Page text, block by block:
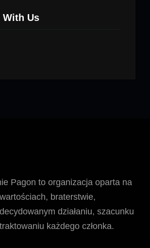
With Us
Pagon to organizacja oparta na
braterstwie,
działaniu, szacunku
każdego członka.